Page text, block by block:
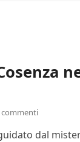
commenti
dal